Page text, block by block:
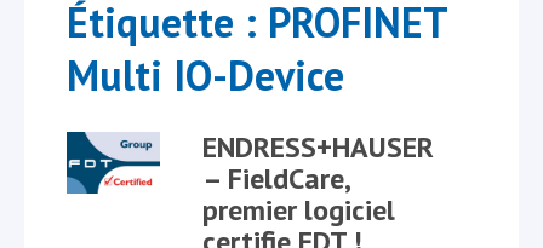
Étiquette : PROFINET
Multi IO-Device
ENDRESS+HAUSER
– FieldCare,
premier logiciel